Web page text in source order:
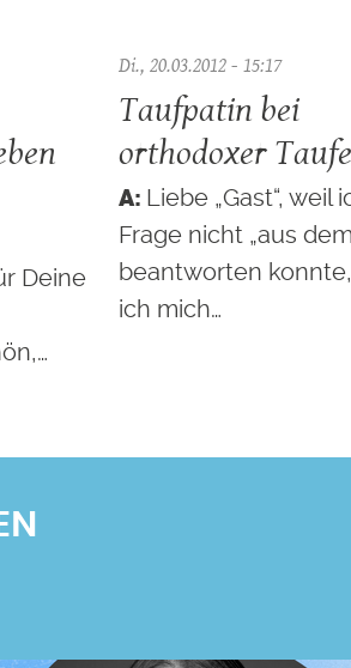
Deine
Di., 20.03.2012 - 15:17
Taufpatin bei
orthodoxer
Liebe „Gast“, weil
Frage nicht „aus
beantworten
ich mich…